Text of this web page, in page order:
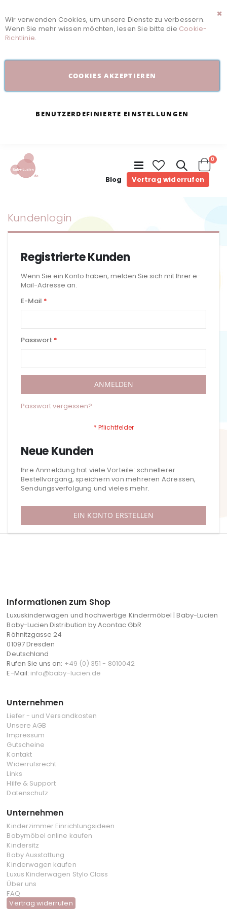
Wir verwenden Cookies, um unsere Dienste zu verbessern.
Wenn Sie mehr wissen möchten, lesen Sie bitte die Cookie-
Richtlinie.
COOKIES AKZEPTIEREN
BENUTZERDEFINIERTE EINSTELLUNGEN
Navigation
umschalten
Blog Vertrag widerrufenCart
0
Kundenlogin
Registrierte Kunden
Wenn Sie ein Konto haben, melden Sie sich mit Ihrer e-
Mail-Adresse an.
E-Mail
Passwort
ANMELDEN
Passwort vergessen?
Neue Kunden
Ihre Anmeldung hat viele Vorteile: schnellerer
Bestellvorgang, speichern von mehreren Adressen,
Sendungsverfolgung und vieles mehr.
EIN KONTO ERSTELLEN
Informationen zum Shop
Luxuskinderwagen und hochwertige Kindermöbel | Baby-Lucien
Baby-Lucien Distribution by Acontac GbR
Rähnitzgasse 24
01097 Dresden
Deutschland
Rufen Sie uns an: +49 (0) 351 - 8010042
E-Mail: info@baby-lucien.de
Unternehmen
Liefer - und Versandkosten
Unsere AGB
Impressum
Gutscheine
Kontakt
Widerrufsrecht
Links
Hilfe & Support
Datenschutz
Unternehmen
Kinderzimmer Einrichtungsideen
Babymöbel online kaufen
Kindersitz
Baby Ausstattung
Kinderwagen kaufen
Luxus Kinderwagen Stylo Class
Über uns
FAQ
Vertrag widerrufen